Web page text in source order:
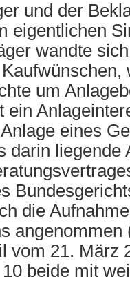
und der
eigentlichen
wandte
um
ein
eines
darin liegende
die
angenommen
vom 21. März
beide mit